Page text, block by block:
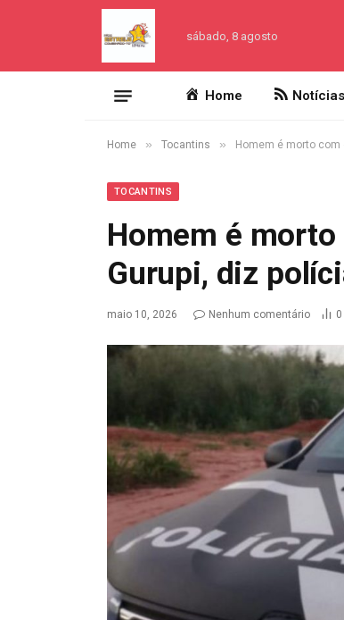
sábado, 8 agosto
Home Notícias
Home » Tocantins » Homem é morto com
TOCANTINS
Homem é
Gurupi, diz
maio 10, 2026 Nenhum comentário 0